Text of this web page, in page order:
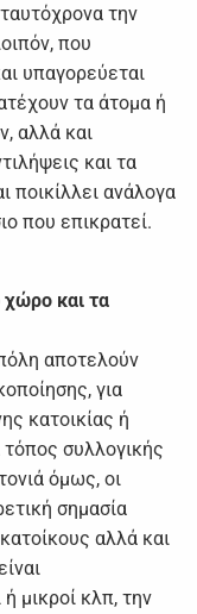
την
που
υπαγορεύεται
τα άτομα ή
αλλά και
και τα
ποικίλλει ανάλογα
που επικρατεί.
χώρο και τα
αποτελούν
για
κατοικίας ή
συλλογικής
όμως, οι
σημασία
αλλά και
μικροί κλπ, την